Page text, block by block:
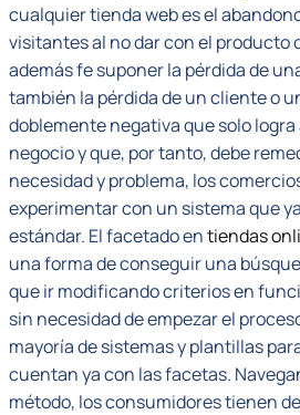
cualquier tienda web es el
visitantes al no dar con el producto
además fe suponer la pérdida de
también la pérdida de un cliente o
doblemente negativa que solo
negocio y que, por tanto, debe
necesidad y problema, los
experimentar con un sistema que
estándar. El facetado entiendas
una forma de conseguir una
que ir modificando criterios en
sin necesidad de empezar el
mayoría de sistemas y plantillas
cuentan ya con las facetas.
método, los consumidores tienen